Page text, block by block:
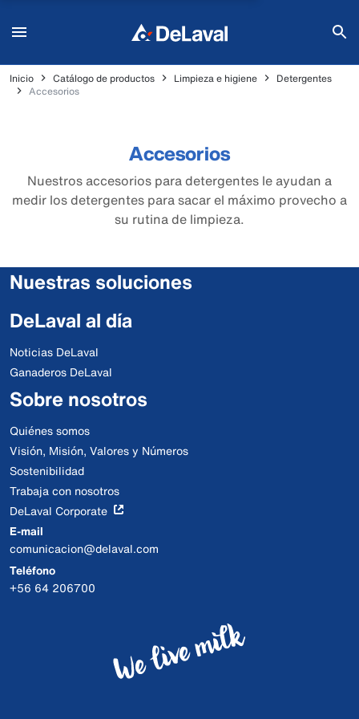
Inicio Catálogo de productos Limpieza e higiene
Detergentes
Accesorios
Accesorios
Nuestros accesorios para detergentes le ayudan a
medir los detergentes para sacar el máximo provecho a
su rutina de limpieza.
Nuestras soluciones
DeLaval al día
Noticias DeLaval
Ganaderos DeLaval
Sobre nosotros
Quiénes somos
Visión, Misión, Valores y Números
Sostenibilidad
Trabaja con nosotros
DeLaval Corporate
E-mail
comunicacion@delaval.com
Teléfono
+56 64 206700